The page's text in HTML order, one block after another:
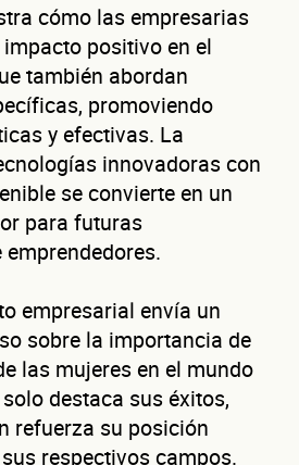
cómo las empresarias
positivo en el
también abordan
promoviendo
y efectivas. La
innovadoras con
se convierte en un
para futuras
empresarial envía un
sobre la importancia de
las mujeres en el mundo
destaca sus éxitos,
refuerza su posición
respectivos campos.
100% autoservicio
tulínea de liquidez
de 2 minutos, no un trámite